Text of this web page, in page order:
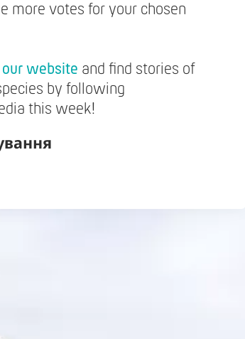
more votes for your chosen
our website and find stories of
by following
this week!